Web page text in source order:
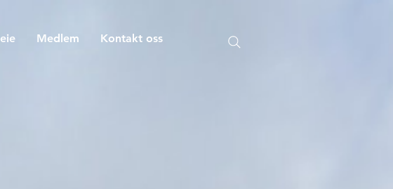
Medlem Kontakt oss